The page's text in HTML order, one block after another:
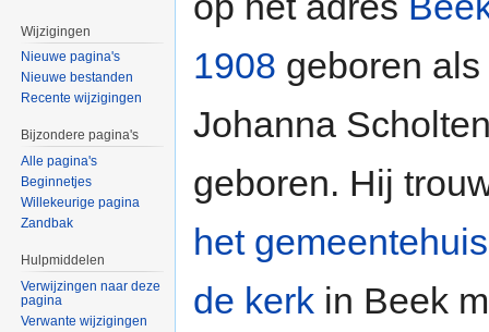
1908 geboren
Johanna
geboren. Hij
het gemeentehuis
de kerk in Beek
Wijzigingen
Nieuwe pagina's
Nieuwe bestanden
Recente wijzigingen
Bijzondere pagina's
Alle pagina's
Beginnetjes
Willekeurige pagina
Zandbak
Hulpmiddelen
Verwijzingen naar deze
pagina
Verwante wijzigingen